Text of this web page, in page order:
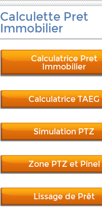
Calculette Pret
Immobilier
Calculatrice Pret
Immobilier
Calculatrice TAEG
Simulation PTZ
Zone PTZ et Pinel
Lissage de Prêt